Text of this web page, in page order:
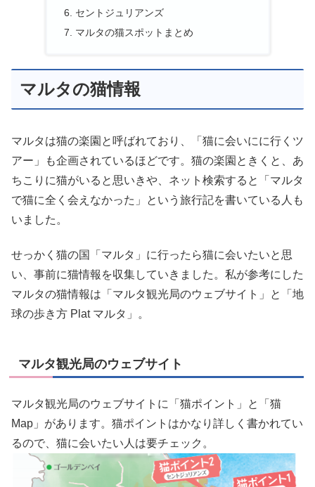
セントジュリアンズ
マルタの猫スポットまとめ
マルタの猫情報
マルタは猫の楽園と呼ばれており、「猫に会いにに行くツ
アー」も企画されているほどです。猫の楽園ときくと、あ
ちこりに猫がいると思いきや、ネット検索すると「マルタ
で猫に全く会えなかった」という旅行記を書いている人も
いました。
せっかく猫の国「マルタ」に行ったら猫に会いたいと思
い、事前に猫情報を収集していきました。私が参考にした
マルタの猫情報は「マルタ観光局のウェブサイト」と「地
球の歩き方 Plat マルタ」。
マルタ観光局のウェブサイト
マルタ観光局のウェブサイトに「猫ポイント」と「猫
Map」があります。猫ポイントはかなり詳しく書かれてい
るので、猫に会いたい人は要チェック。